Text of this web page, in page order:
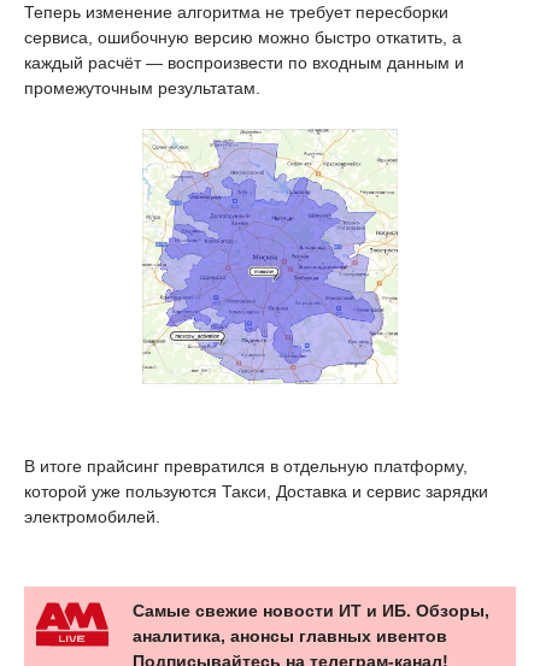
Теперь изменение алгоритма не требует пересборки
сервиса, ошибочную версию можно быстро откатить, а
каждый расчёт — воспроизвести по входным данным и
промежуточным результатам.
В итоге прайсинг превратился в отдельную платформу,
которой уже пользуются Такси, Доставка и сервис зарядки
электромобилей.
Самые свежие новости ИТ и ИБ. Обзоры,
аналитика, анонсы главных ивентов
Подписывайтесь на телеграм-канал!